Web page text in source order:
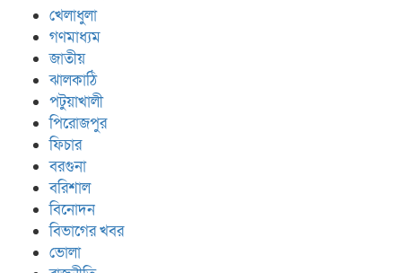
খেলাধুলা
গণমাধ্যম
জাতীয়
ঝালকাঠি
পটুয়াখালী
পিরোজপুর
ফিচার
বরগুনা
বরিশাল
বিনোদন
বিভাগের খবর
ভোলা